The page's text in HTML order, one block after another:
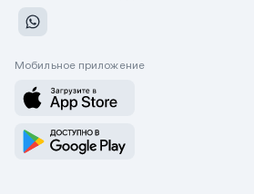
Мобильное приложение